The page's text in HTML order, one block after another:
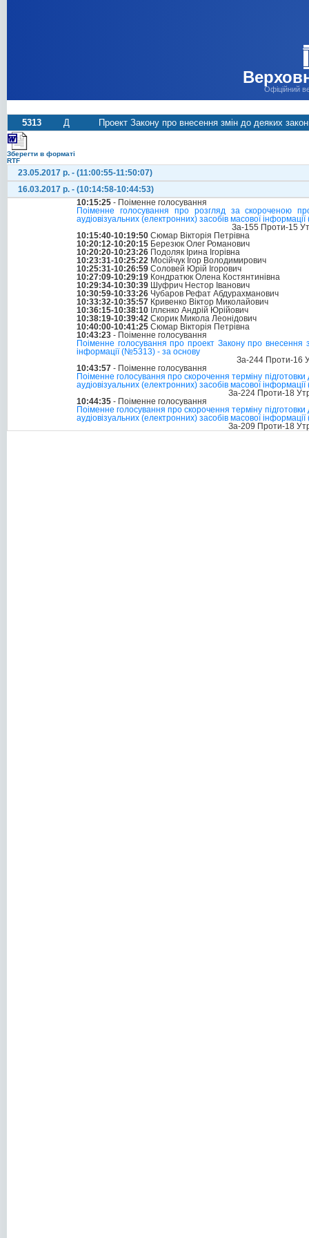
Офіційний
5313 Д Проект Закону про внесення змін до деяких
Зберегти в форматі
RTF
23.05.2017 р. - (11:00:55-11:50:07)
16.03.2017 р. - (10:14:58-10:44:53)
10:15:25 - Поіменне голосування
Поіменне голосування про розгляд за скороченою
аудіовізуальних (електронних) засобів масової
За-155 Проти-15
10:15:40-10:19:50 Сюмар Вікторія Петрівна
10:20:12-10:20:15 Березюк Олег Романович
10:20:20-10:23:26 Подоляк Ірина Ігорівна
10:23:31-10:25:22 Мосійчук Ігор Володимирович
10:25:31-10:26:59 Соловей Юрій Ігорович
10:27:09-10:29:19 Кондратюк Олена Костянтинівна
10:29:34-10:30:39 Шуфрич Нестор Іванович
10:30:59-10:33:26 Чубаров Рефат Абдурахманович
10:33:32-10:35:57 Кривенко Віктор Миколайович
10:36:15-10:38:10 Іллєнко Андрій Юрійович
10:38:19-10:39:42 Скорик Микола Леонідович
10:40:00-10:41:25 Сюмар Вікторія Петрівна
10:43:23 - Поіменне голосування
Поіменне голосування про проект Закону про внесення
інформації (№5313) - за основу
За-244 Проти-16
10:43:57 - Поіменне голосування
Поіменне голосування про скорочення терміну
аудіовізуальних (електронних) засобів масової
За-224 Проти-18
10:44:35 - Поіменне голосування
Поіменне голосування про скорочення терміну
аудіовізуальних (електронних) засобів масової
За-209 Проти-18